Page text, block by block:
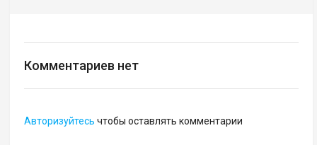
Комментариев нет
Авторизуйтесь чтобы оставлять комментарии